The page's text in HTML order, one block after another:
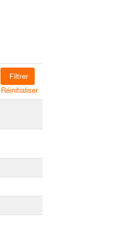
Réinitialiser